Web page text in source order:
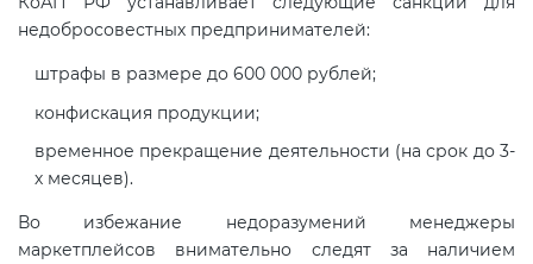
недобросовестных предпринимателей:
штрафы в размере до 600 000 рублей;
конфискация продукции;
временное прекращение деятельности (на срок до 3-
х месяцев).
Во избежание недоразумений менеджеры
маркетплейсов внимательно следят за наличием